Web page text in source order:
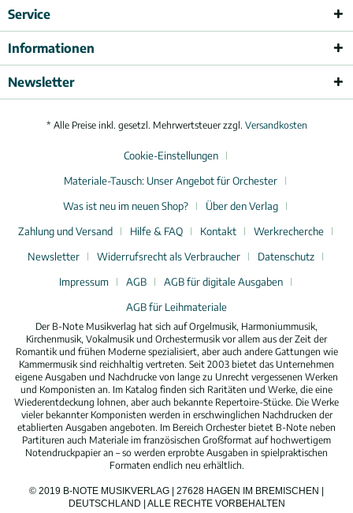
Service
Informationen
Newsletter
* Alle Preise inkl. gesetzl. Mehrwertsteuer zzgl. Versandkosten
Cookie-Einstellungen
Materiale-Tausch: Unser Angebot für Orchester
Was ist neu im neuen Shop?
Über den Verlag
Zahlung und Versand
Hilfe & FAQ Kontakt
Werkrecherche
Newsletter
Widerrufsrecht als Verbraucher
Datenschutz
Impressum
AGB
AGB für digitale Ausgaben
AGB für Leihmateriale
Der B-Note Musikverlag hat sich auf Orgelmusik, Harmoniummusik,
Kirchenmusik, Vokalmusik und Orchestermusik vor allem aus der Zeit der
Romantik und frühen Moderne spezialisiert, aber auch andere Gattungen wie
Kammermusik sind reichhaltig vertreten. Seit 2003 bietet das Unternehmen
eigene Ausgaben und Nachdrucke von lange zu Unrecht vergessenen Werken
und Komponisten an. Im Katalog finden sich Raritäten und Werke, die eine
Wiederentdeckung lohnen, aber auch bekannte Repertoire-Stücke. Die Werke
vieler bekannter Komponisten werden in erschwinglichen Nachdrucken der
etablierten Ausgaben angeboten. Im Bereich Orchester bietet B-Note neben
Partituren auch Materiale im französischen Großformat auf hochwertigem
Notendruckpapier an – so werden erprobte Ausgaben in spielpraktischen
Formaten endlich neu erhältlich.
© 2019 B-NOTE MUSIKVERLAG | 27628 HAGEN IM BREMISCHEN |
DEUTSCHLAND | ALLE RECHTE VORBEHALTEN